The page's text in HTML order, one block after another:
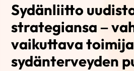
Sydänliitto
strategiansa –
vaikuttava toimija
sydänterveyden